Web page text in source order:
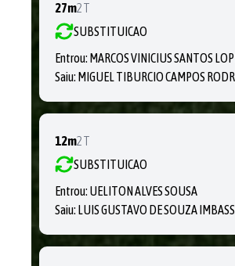
27m2T
SUBSTITUICAO
Entrou: MARCOS VINICIUS SANTOS
Saiu: MIGUEL TIBURCIO CAMPOS
12m2T
SUBSTITUICAO
Entrou: UELITON ALVES SOUSA
Saiu: LUIS GUSTAVO DE SOUZA